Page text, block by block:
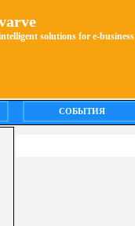
solutions for e-business
СОБЫТИЯ